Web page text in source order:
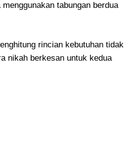
tabungan berdua
rincian kebutuhan tidak
nikah berkesan untuk kedua